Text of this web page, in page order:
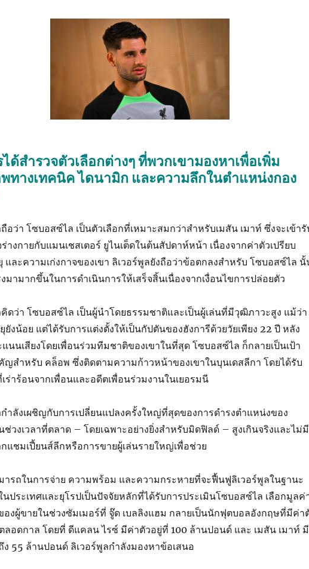
ด้สำรวจตัวเลือกต่างๆ ที่พวกเขามองหาเพื่อเพิ่ม
ทางเทคนิค ไดนามิก และความลึกในตำแหน่งกอง
อว่า โซบอสซ์ไล เป็นตัวเลือกที่เหมาะสมกว่าสำหรับเมสัน เมาท์ ซึ่งจะเข้ารั
างกายกับแมนเชสเตอร์ ยูไนเต็ดในต้นสัปดาห์หน้า เนื่องจากค่าตัวเปรียบ
และความเก่งกาจของเขา ลิเวอร์พูลยังถือว่าข้อตกลงสำหรับ โซบอสซ์ไล นั้
มามากขึ้นในการดำเนินการให้เสร็จสิ้นเนื่องจากเงื่อนไขการปล่อยตัว
คิดว่า โซบอสซ์ไล เป็นผู้นำโดยธรรมชาติและเป็นผู้เล่นที่มีวุฒิภาวะสูง แม้ว่า
ยังน้อย แต่ได้รับการแต่งตั้งให้เป็นกัปตันของฮังการีด้วยวัยเพียง 22 ปี หลัง
แนนเสียงโดยเพื่อนร่วมทีมชาติของเขาในที่สุด โซบอสซ์ไล ก็กลายเป็นเป้า
ญสำหรับ คล็อพ ซึ่งติดตามความก้าวหน้าของเขาในบุนเดสลีกา โดยได้รับ
ร่าร้อนจากเพื่อนและอดีตเพื่อนร่วมงานในเยอรมนี
กำลังเผชิญกับการเปลี่ยนแปลงครั้งใหญ่ที่สุดของการดำรงตำแหน่งของ
ช่วงเวลาที่ตลาด – โดยเฉพาะอย่างยิ่งสำหรับมิดฟิลด์ – สูงเกินจริงและไม่มี
กแชมเปี้ยนส์ลีกหรือการขายผู้เล่นรายใหญ่เพื่อช่วย
ารถในการจ่าย ความพร้อม และความกระหายที่จะฟื้นฟูลิเวอร์พูลในฐานะ
ประเทศและยุโรปเป็นปัจจัยหลักที่ได้รับการประเมินโซบอสซ์ไล เลือกมูลค่
องผู้ขายในช่วงซัมเมอร์ที่ จู๊ด เบลลิงแฮม กลายเป็นนักฟุตบอลอังกฤษที่มีค่า
ลอดกาล โดยที่ ดีแคลน ไรซ์ มีค่าตัวอยู่ที่ 100 ล้านปอนด์ และ เมสัน เมาท์ มี
ง 55 ล้านปอนด์ ลิเวอร์พูลกำลังมองหาข้อเสนอ